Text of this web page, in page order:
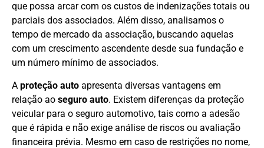
que possa arcar com os custos de indenizações totais ou
parciais dos associados. Além disso, analisamos o
tempo de mercado da associação, buscando aquelas
com um crescimento ascendente desde sua fundação e
um número mínimo de associados.
A proteção auto apresenta diversas vantagens em
relação ao seguro auto. Existem diferenças da proteção
veicular para o seguro automotivo, tais como a adesão
que é rápida e não exige análise de riscos ou avaliação
financeira prévia. Mesmo em caso de restrições no nome,